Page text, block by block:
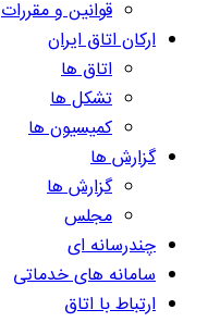
قوانین و مقررات
ارکان اتاق ایران
اتاق ها
تشکل ها
کمیسیون ها
گزارش ها
گزارش ها
مجلس
چندرسانه ای
سامانه های خدماتی
ارتباط با اتاق